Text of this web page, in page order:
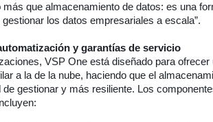
que almacenamiento de datos: es una
los datos empresariales a escala”.
y garantías de servicio
VSP One está diseñado para ofrecer
a la de la nube, haciendo que el
gestionar y más resiliente. Los